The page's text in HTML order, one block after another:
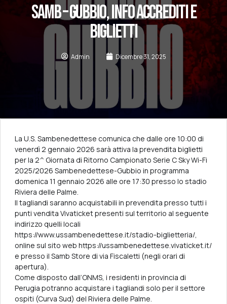
SAMB – GUBBIO, INFO ACCREDITI E
BIGLIETTI
Admin Dicembre 31, 2025
La U.S. Sambenedettese comunica che dalle ore 10:00 di
venerdì 2 gennaio 2026 sarà attiva la prevendita biglietti
per la 2^ Giornata di Ritorno Campionato Serie C Sky Wi-Fi
2025/2026 Sambenedettese-Gubbio in programma
domenica 11 gennaio 2026 alle ore 17:30 presso lo stadio
Riviera delle Palme.
II tagliandi saranno acquistabili in prevendita presso tutti i
punti vendita Vivaticket presenti sul territorio al seguente
indirizzo quelli locali
https://www.ussambenedettese.it/stadio-biglietteria/,
online sul sito web https://ussambenedettese.vivaticket.it/
e presso il Samb Store di via Fiscaletti (negli orari di
apertura).
Come disposto dall’ONMS, i residenti in provincia di
Perugia potranno acquistare i tagliandi solo per il settore
ospiti (Curva Sud) del Riviera delle Palme.